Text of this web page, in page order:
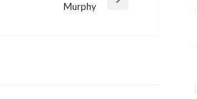
Murphy